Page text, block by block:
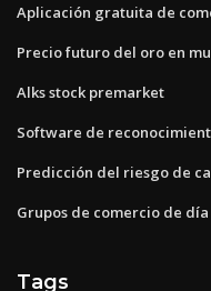
Aplicación gratuita de
Precio futuro del oro en
Alks stock premarket
Software de
Predicción del riesgo de
Grupos de comercio de
Tags